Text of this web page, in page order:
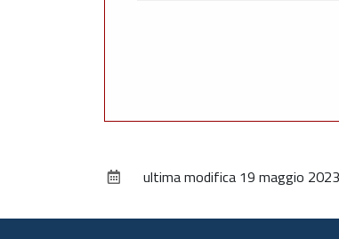
ultima modifica 19 maggio